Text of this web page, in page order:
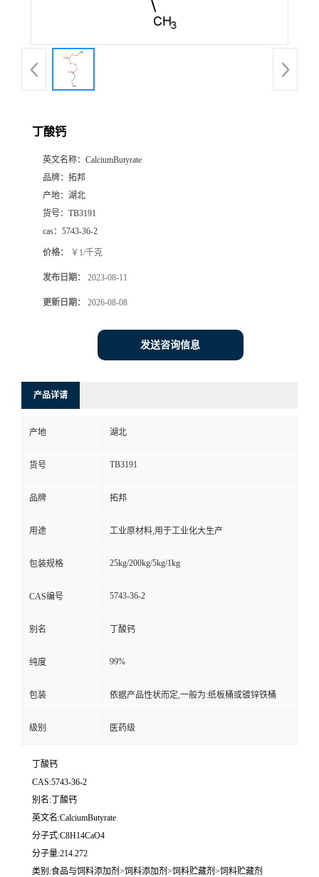
丁酸钙
英文名称： CalciumButyrate
品牌： 拓邦
产地： 湖北
货号： TB3191
cas： 5743-36-2
价格： ￥1/千克
发布日期： 2023-08-11
更新日期： 2026-08-08
发送咨询信息
产品详请
产地 湖北
货号 TB3191
品牌 拓邦
用途 工业原材料,用于工业化大生产
包装规格 25kg/200kg/5kg/1kg
CAS编号 5743-36-2
别名 丁酸钙
纯度 99%
包装 依据产品性状而定,一般为:纸板桶或镀锌铁桶
级别 医药级
丁酸钙
CAS:5743-36-2
别名:丁酸钙
英文名:CalciumButyrate
分子式:C8H14CaO4
分子量:214.272
类别:食品与饲料添加剂>饲料添加剂>饲料贮藏剂>饲料贮藏剂